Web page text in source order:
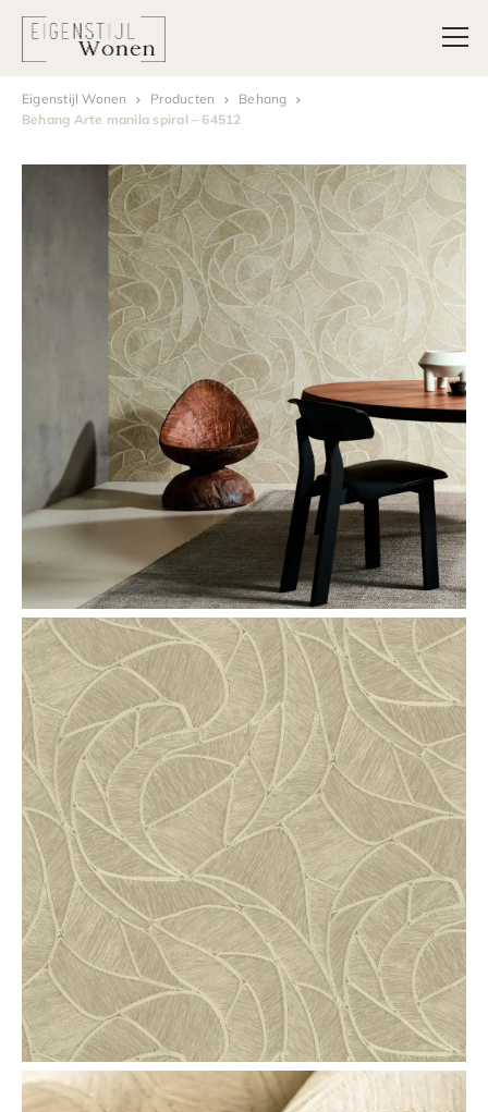
Eigenstijl Wonen Producten
Behang
Behang Arte manila spiral – 64512